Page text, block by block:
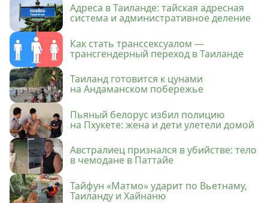
Адреса в Таиланде: тайская адресная
система и административное деление
Как стать транссексуалом —
трансгендерный переход в Таиланде
Таиланд готовится к цунами
на Андаманском побережье
Пьяный белорус избил полицию
на Пхукете: жена и дети улетели домой
Австралиец признался в убийстве: тело
в чемодане в Паттайе
Тайфун «Матмо» ударит по Вьетнаму,
Таиланду и Хайнаню